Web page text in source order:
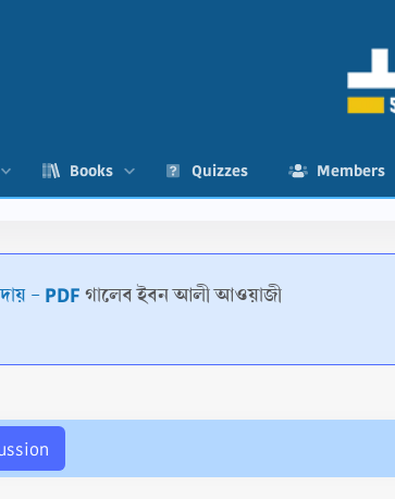
Books Quizzes Members
- PDFগালেব ইবন আলী আওয়াজী